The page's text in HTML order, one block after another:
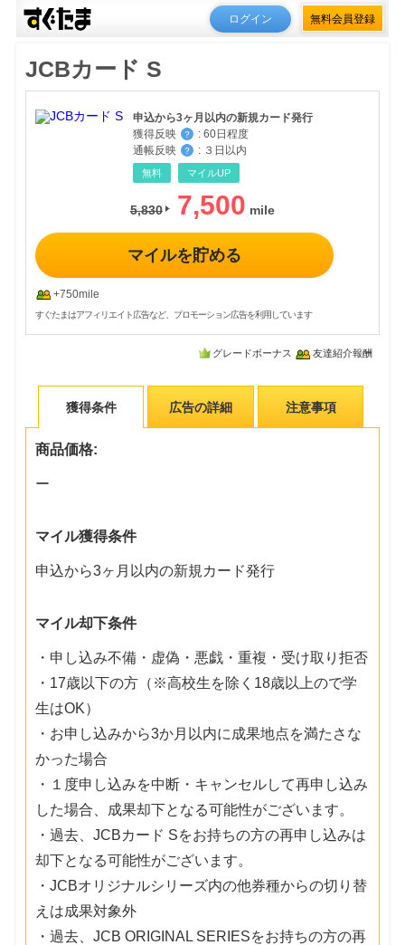
ログイン 無料会員登録
JCBカード S
申込から3ヶ月以内の新規カード発行
獲得反映
？ : 60日程度
通帳反映
？ : ３日以内
無料 マイルUP
5,830 7,500
マイルを貯める
+750mile
すぐたまはアフィリエイト広告など、プロモーション広告を利用しています
グレードボーナス 友達紹介報酬
獲得条件 広告の詳細 注意事項
商品価格:
ー
マイル獲得条件
申込から3ヶ月以内の新規カード発行
マイル却下条件
・申し込み不備・虚偽・悪戯・重複・受け取り拒否
・17歳以下の方（※高校生を除く18歳以上ので学
生はOK）
・お申し込みから3か月以内に成果地点を満たさな
かった場合
・１度申し込みを中断・キャンセルして再申し込み
した場合、成果却下となる可能性がございます。
・過去、JCBカード Sをお持ちの方の再申し込みは
却下となる可能性がございます。
・JCBオリジナルシリーズ内の他券種からの切り替
えは成果対象外
・過去、JCB ORIGINAL SERIESをお持ちの方の再